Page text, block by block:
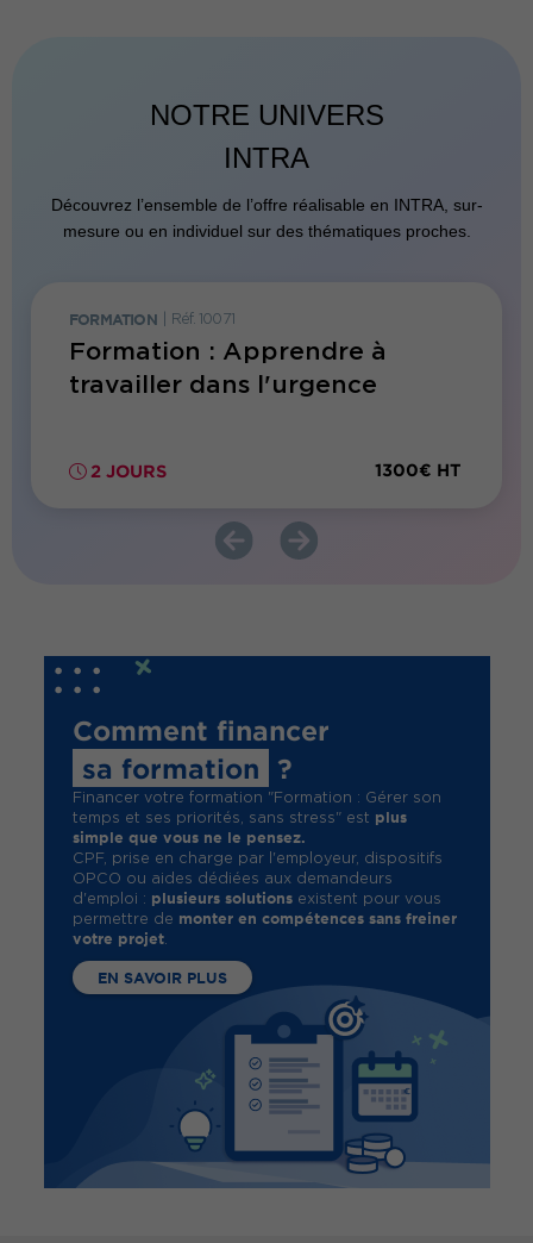
NOTRE UNIVERS
INTRA
Découvrez l’ensemble de l’offre réalisable en INTRA, sur-
mesure ou en individuel sur des thématiques proches.
FORMATION Réf. 10071
Formation : Apprendre à
travailler dans l'urgence
2 JOURS 1300€ HT
Comment financer
sa formation
?
Financer votre formation "Formation : Gérer son
temps et ses priorités, sans stress" est plus
simple que vous ne le pensez.
CPF, prise en charge par l'employeur, dispositifs
OPCO ou aides dédiées aux demandeurs
d'emploi : plusieurs solutionsexistent pour vous
permettre de monter en compétences sans freiner
votre projet.
EN SAVOIR PLUS